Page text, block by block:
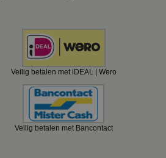
Veilig betalen met iDEAL | Wero
Veilig betalen met Bancontact